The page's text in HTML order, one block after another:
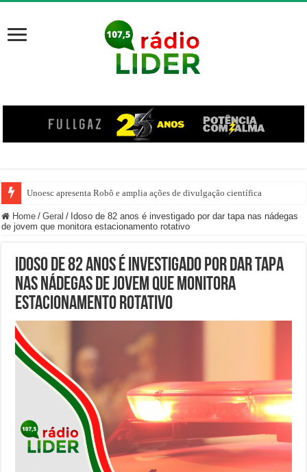
Unoesc apresenta Robô e amplia ações de divulgação científica
Família venezuelana percorre mais de 100 km, paga aluguel adiantado e
Home / Geral / Idoso de 82 anos é investigado por dar tapa nas nádegas
de jovem que monitora estacionamento rotativo
Idoso de 82 anos é investigado por dar tapa
nas nádegas de jovem que monitora
estacionamento rotativo